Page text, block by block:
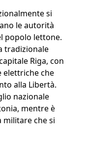
si
le autorità
popolo lettone.
tradizionale
Riga, con
elettriche che
alla Libertà.
nazionale
mentre è
che si